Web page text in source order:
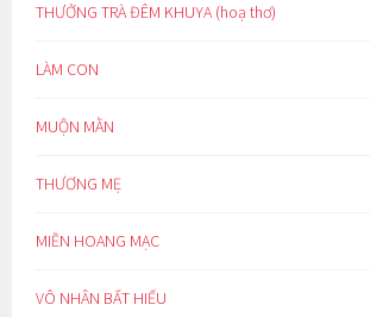
THƯỞNG TRÀ ĐÊM KHUYA (hoạ thơ)
LÀM CON
MUỘN MẰN
THƯƠNG MẸ
MIỀN HOANG MẠC
VÔ NHÂN BẤT HIẾU